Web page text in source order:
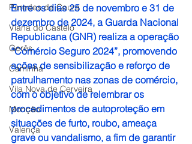
Paredes de Coura
Viana do Castelo
Gerês
Caminha
Vila Nova de Cerveira
Monção
Valença
Entre os dias 25 de novembro e 31 de
dezembro de 2024, a Guarda Nacional
Republicana (GNR) realiza a operação
“Comércio Seguro 2024”, promovendo
ações de sensibilização e reforço de
patrulhamento nas zonas de comércio,
com o objetivo de relembrar os
procedimentos de autoproteção em
situações de furto, roubo, ameaça
grave ou vandalismo, a fim de garantir